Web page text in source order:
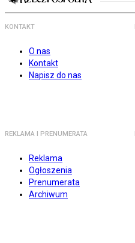
KONTAKT
O nas
Kontakt
Napisz do nas
REKLAMA I PRENUMERATA
Reklama
Ogłoszenia
Prenumerata
Archiwum